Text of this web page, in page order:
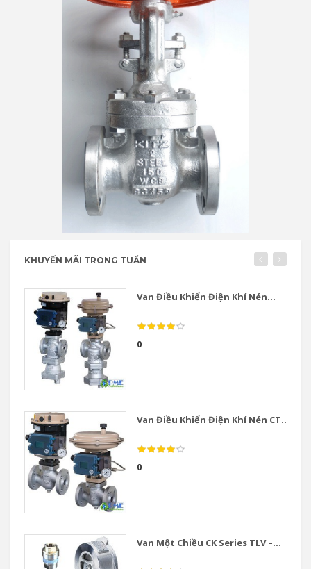
KHUYẾN MÃI TRONG TUẦN
Van Điều Khiển Điện Khí Nén...
0
Van Điều Khiển Điện Khí Nén CT...
0
Van Một Chiều CK Series TLV –...